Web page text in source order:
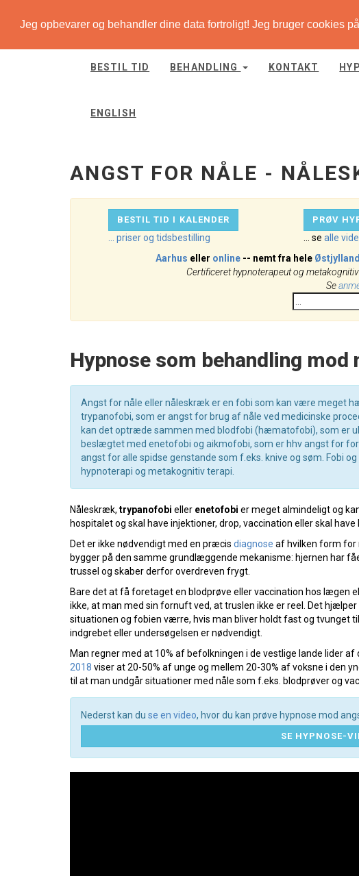
Jeg opbevarer og behandler dine data fortroligt! Jeg bruger cookies
nåleBESTIL TID BEHANDLING KONTAKT
ENGLISH
ANGST FOR NÅLE -
BESTIL TID I KALENDER
... priser og tidsbestilling
PRØV
... se alle
Aarhus eller online -- nemt fra hele Østjylland
Certificeret hypnoterapeut og
Se
Hypnose som behandling
Angst for nåle eller nåleskræk er en fobi som kan være meget
trypanofobi, som er angst for brug af nåle ved medicinske
kan det optræde sammen med blodfobi (hæmatofobi), som er
beslægtet med enetofobi og aikmofobi, som er hhv angst for
angst for alle spidse genstande som f.eks. knive og søm. Fobi
hypnoterapi og metakognitiv terapi.
Nåleskræk, trypanofobi eller enetofobi er meget almindeligt og
hospitalet og skal have injektioner, drop, vaccination eller skal
Det er ikke nødvendigt med en præcis diagnose af hvilken form for
bygger på den samme grundlæggende mekanisme: hjernen har
trussel og skaber derfor overdreven frygt.
Bare det at få foretaget en blodprøve eller vaccination hos
ikke, at man med sin fornuft ved, at truslen ikke er reel. Det
situationen og fobien værre, hvis man bliver holdt fast og tvunget
indgrebet eller undersøgelsen er nødvendigt.
Man regner med at 10% af befolkningen i de vestlige lande lider af
2018 viser at 20-50% af unge og mellem 20-30% af voksne i den
til at man undgår situationer med nåle som f.eks. blodprøver og
Nederst kan du se en video, hvor du kan prøve hypnose mod
SE HYPNOSE-